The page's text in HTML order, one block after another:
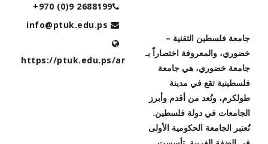
+970 (0)9 2688199
info@ptuk.edu.ps
https://ptuk.edu.ps/ar
جامعة فلسطين التقنية –
خضوري، والمعروفة اختصاراً بـ
جامعة خضوري، هي جامعة
فلسطينية تقع في مدينة
طولكرم، وتُعد من أقدم وأبرز
الجامعات في دولة فلسطين.
تُعتبر الجامعة الحكومية الأولى